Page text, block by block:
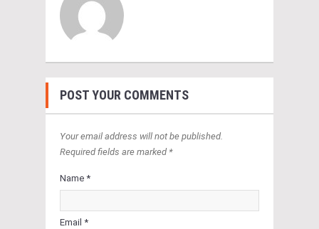
POST YOUR COMMENTS
Your email address will not be published.
Required fields are marked *
Name *
Email *